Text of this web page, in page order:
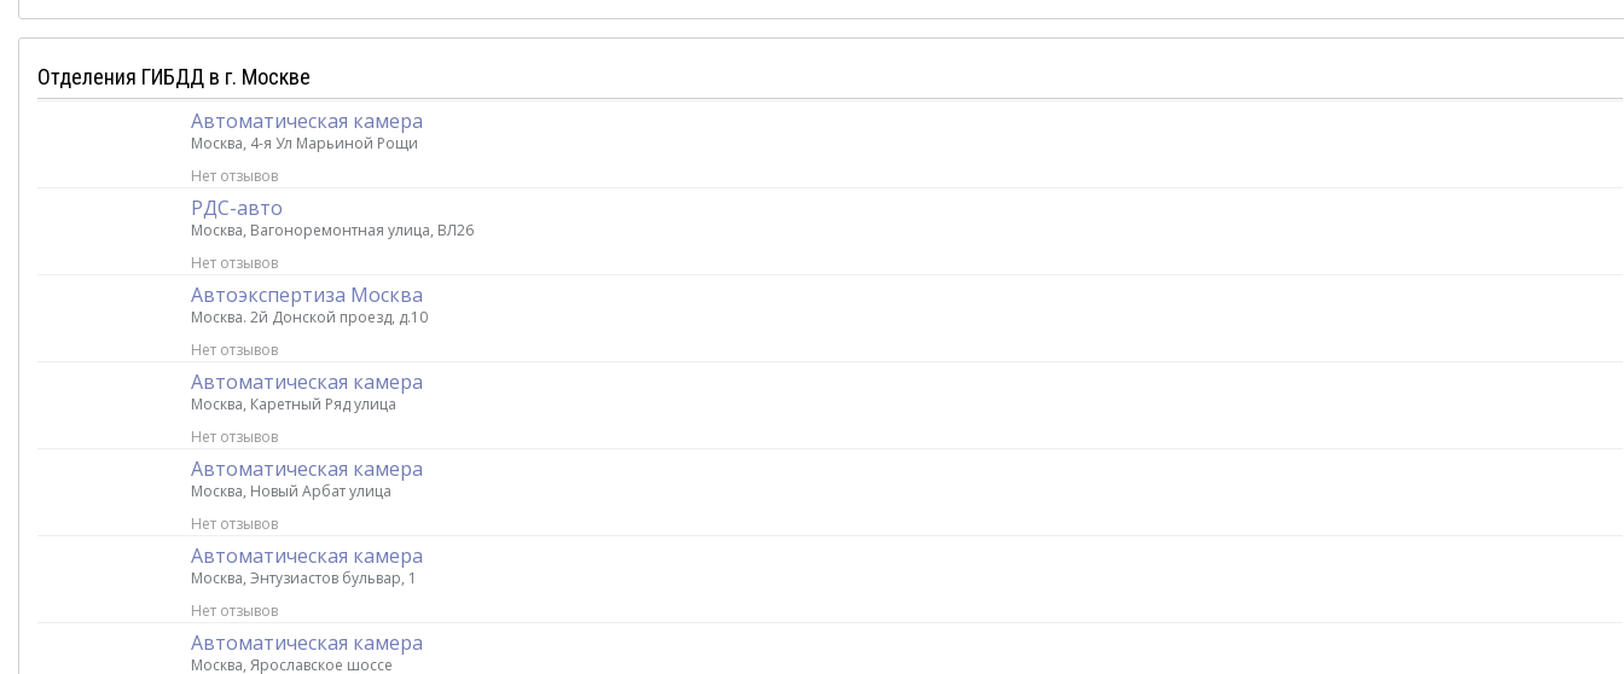
Отделения ГИБДД в г. Москве
Автоматическая камера
Москва, 4-я Ул Марьиной Рощи
Нет отзывов
РДС-авто
Москва, Вагоноремонтная улица, ВЛ26
Нет отзывов
Автоэкспертиза Москва
Москва. 2й Донской проезд, д.10
Нет отзывов
Автоматическая камера
Москва, Каретный Ряд улица
Нет отзывов
Автоматическая камера
Москва, Новый Арбат улица
Нет отзывов
Автоматическая камера
Москва, Энтузиастов бульвар, 1
Нет отзывов
Автоматическая камера
Москва, Ярославское шоссе